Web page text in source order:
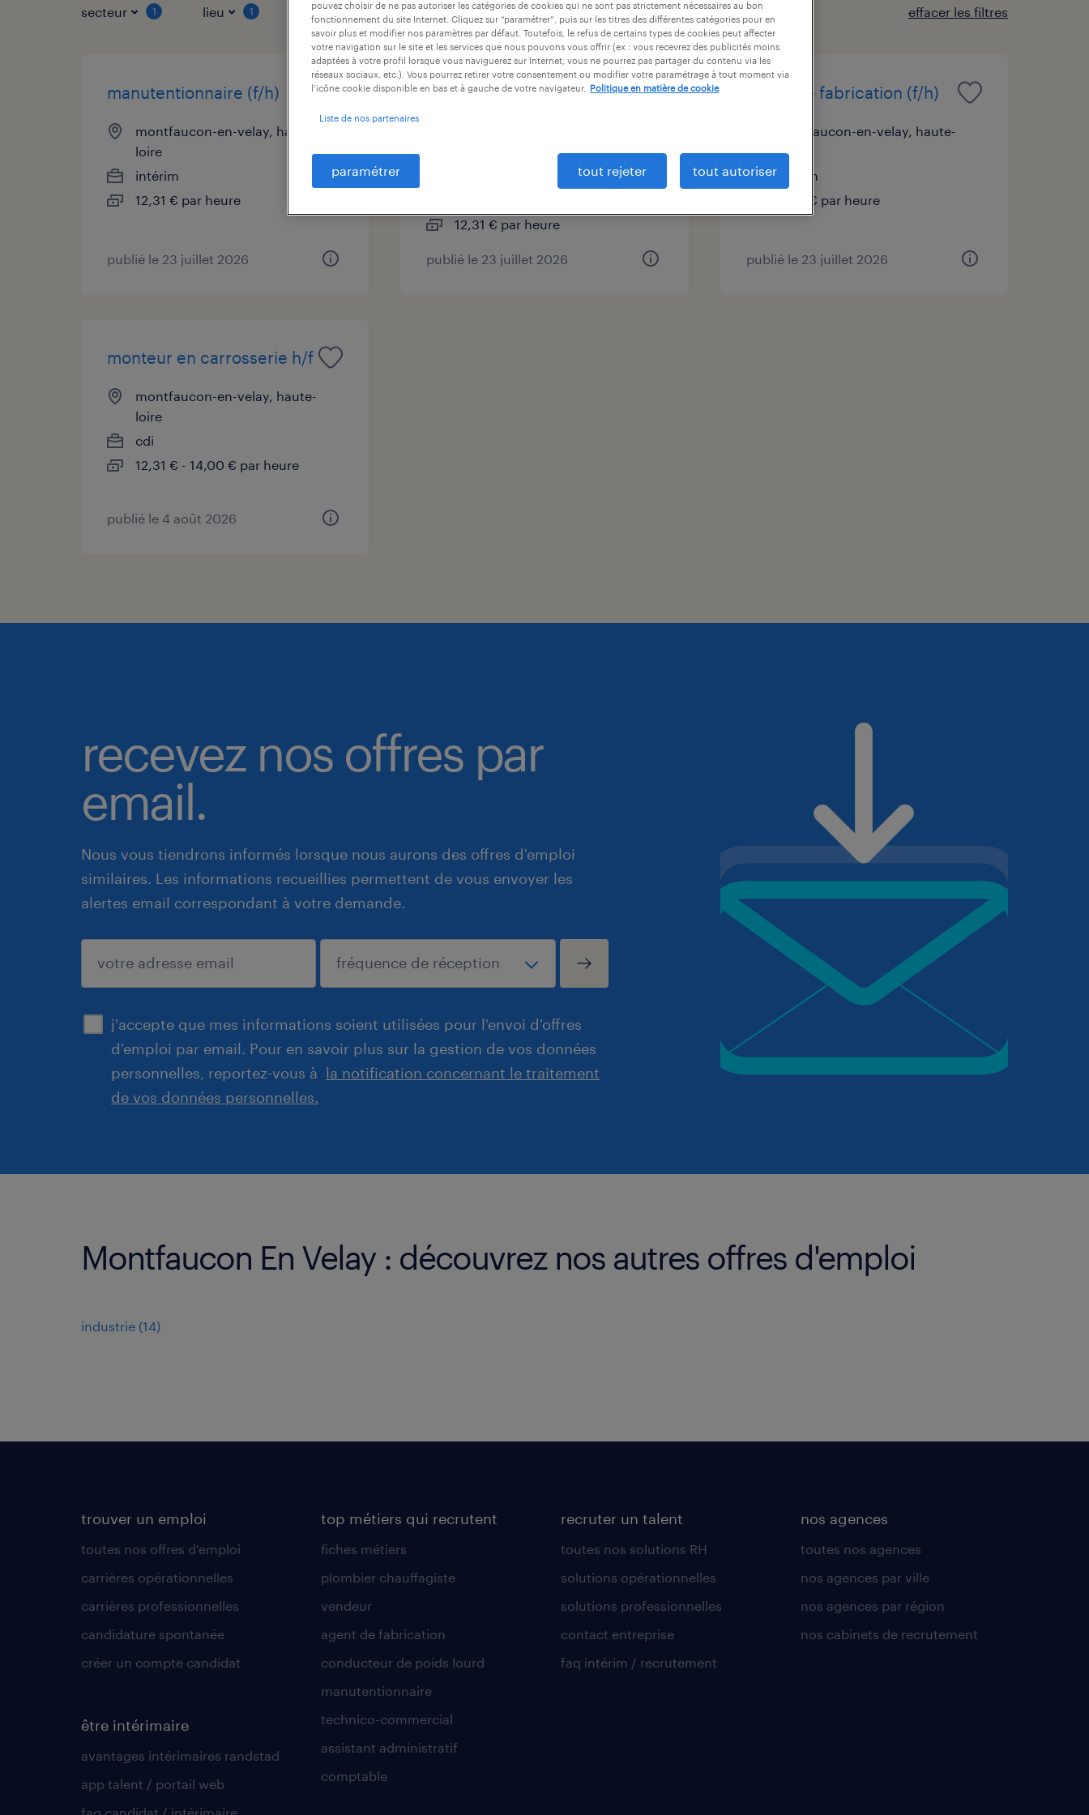
secteur 1 lieu 1 type de contrat durée du contrat niveau d'expérience effacer les filtres
manutentionnaire (f/h)
montfaucon-en-velay, haute-
loire
intérim
12,31 € par heure
publié le 23 juillet 2026
opérateur de production
montfaucon-en-velay, haute-
12,31 € par heure
publié le 23 juillet 2026
agent de fabrication (f/h)
montfaucon-en-velay, haute-
loire
intérim
12,31 € par heure
publié le 23 juillet 2026
monteur en carrosserie h/f
montfaucon-en-velay, haute-
loire
cdi
12,31 € - 14,00 € par heure
publié le 4 août 2026
recevez nos offres par
email.
Nous vous tiendrons informés lorsque nous aurons des offres d'emploi
similaires. Les informations recueillies permettent de vous envoyer les
alertes email correspondant à votre demande.
j'accepte que mes informations soient utilisées pour l'envoi d'offres
d'emploi par email. Pour en savoir plus sur la gestion de vos données
personnelles, reportez-vous à la notification concernant le traitement
de vos données personnelles.
enregistrer
Montfaucon En Velay : découvrez nos autres offres d'emploi
industrie (14)
trouver un emploi
toutes nos offres d'emploi
carrières opérationnelles
carrières professionnelles
candidature spontanée
créer un compte candidat
être intérimaire
avantages intérimaires randstad
app talent / portail web
top métiers qui recrutent
fiches métiers
plombier chauffagiste
vendeur
agent de fabrication
conducteur de poids lourd
manutentionnaire
technico-commercial
assistant administratif
comptable
recruter un talent
toutes nos solutions RH
solutions opérationnelles
solutions professionnelles
contact entreprise
faq intérim / recrutement
nos agences
toutes nos agences
nos agences par ville
nos agences par région
nos cabinets de recrutement
pouvez choisir de ne pas autoriser les catégories de cookies qui ne sont pas strictement nécessaires au bon
fonctionnement du site Internet. Cliquez sur “paramétrer”, puis sur les titres des différentes catégories pour en
savoir plus et modifier nos paramètres par défaut. Toutefois, le refus de certains types de cookies peut affecter
votre navigation sur le site et les services que nous pouvons vous offrir (ex : vous recevrez des publicités moins
adaptées à votre profil lorsque vous naviguerez sur Internet, vous ne pourrez pas partager du contenu via les
réseaux sociaux, etc.). Vous pourrez retirer votre consentement ou modifier votre paramétrage à tout moment via
l’icône cookie disponible en bas et à gauche de votre navigateur.
Politique en matière de cookie
Liste de nos partenaires
paramétrer tout rejeter tout autoriser